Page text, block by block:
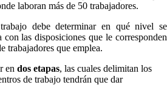
laboran más de 50 trabajadores.
debe determinar en qué nivel se
con las disposiciones que le corresponden
trabajadores que emplea.
en dos etapas, las cuales delimitan los
de trabajo tendrán que dar